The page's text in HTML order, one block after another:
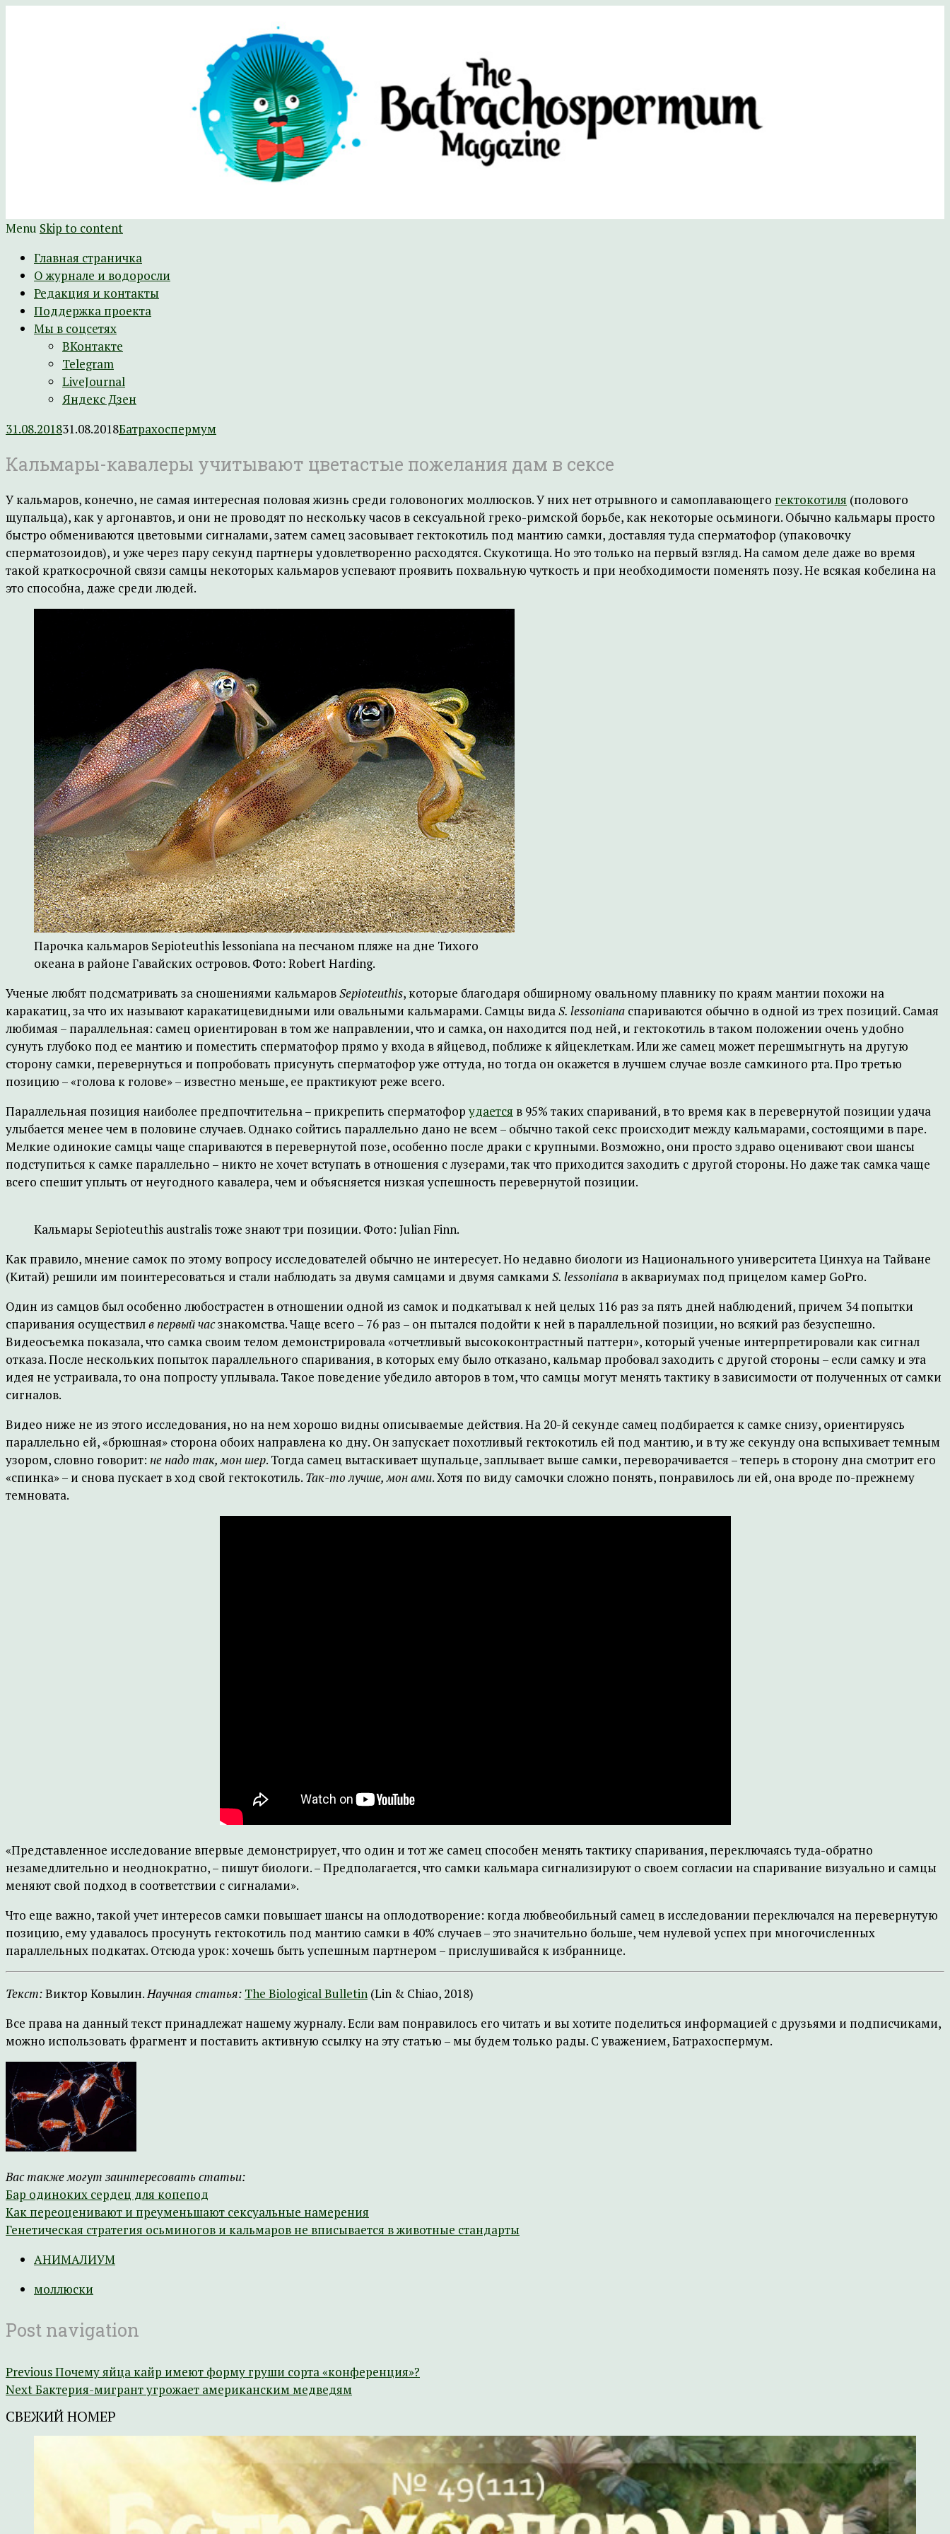
The Batrachospermum Magazine
Научно-развлекательный журнал Батрахоспермум (официальный сайт)
Menu Skip to content
Главная страничка
О журнале и водоросли
Редакция и контакты
Поддержка проекта
Мы в соцсетях
ВКонтакте
Telegram
LiveJournal
Яндекс Дзен
31.08.201831.08.2018Батрахоспермум
Кальмары-кавалеры учитывают цветастые пожелания дам в сексе
У кальмаров, конечно, не самая интересная половая жизнь среди головоногих моллюсков. У них нет отрывного и самоплавающего гектокотиля (полового
щупальца), как у аргонавтов, и они не проводят по нескольку часов в сексуальной греко-римской борьбе, как некоторые осьминоги. Обычно кальмары просто
быстро обмениваются цветовыми сигналами, затем самец засовывает гектокотиль под мантию самки, доставляя туда сперматофор (упаковочку
сперматозоидов), и уже через пару секунд партнеры удовлетворенно расходятся. Скукотища. Но это только на первый взгляд. На самом деле даже во время
такой краткосрочной связи самцы некоторых кальмаров успевают проявить похвальную чуткость и при необходимости поменять позу. Не всякая кобелина на
это способна, даже среди людей.
Парочка кальмаров Sepioteuthis lessoniana на песчаном пляже на дне Тихого
океана в районе Гавайских островов. Фото: Robert Harding.
Ученые любят подсматривать за сношениями кальмаровSepioteuthis, которые благодаря обширному овальному плавнику по краям мантии похожи на
каракатиц, за что их называют каракатицевидными или овальными кальмарами. Самцы видаS. lessoniana спариваются обычно в одной из трех позиций. Самая
любимая – параллельная: самец ориентирован в том же направлении, что и самка, он находится под ней, и гектокотиль в таком положении очень удобно
сунуть глубоко под ее мантию и поместить сперматофор прямо у входа в яйцевод, поближе к яйцеклеткам. Или же самец может перешмыгнуть на другую
сторону самки, перевернуться и попробовать присунуть сперматофор уже оттуда, но тогда он окажется в лучшем случае возле самкиного рта. Про третью
позицию – «голова к голове» – известно меньше, ее практикуют реже всего.
Параллельная позиция наиболее предпочтительна – прикрепить сперматофор удается в 95% таких спариваний, в то время как в перевернутой позиции удача
улыбается менее чем в половине случаев. Однако сойтись параллельно дано не всем – обычно такой секс происходит между кальмарами, состоящими в паре.
Мелкие одинокие самцы чаще спариваются в перевернутой позе, особенно после драки с крупными. Возможно, они просто здраво оценивают свои шансы
подступиться к самке параллельно – никто не хочет вступать в отношения с лузерами, так что приходится заходить с другой стороны. Но даже так самка чаще
всего спешит уплыть от неугодного кавалера, чем и объясняется низкая успешность перевернутой позиции.
Кальмары Sepioteuthis australis тоже знают три позиции. Фото: Julian Finn.
Как правило, мнение самок по этому вопросу исследователей обычно не интересует. Но недавно биологи из Национального университета Цинхуа на Тайване
(Китай) решили им поинтересоваться и стали наблюдать за двумя самцами и двумя самками S. lessoniana в аквариумах под прицелом камер GoPro.
Один из самцов был особенно любострастен в отношении одной из самок и подкатывал к ней целых 116 раз за пять дней наблюдений, причем 34 попытки
спаривания осуществилв первый часзнакомства. Чаще всего – 76 раз – он пытался подойти к ней в параллельной позиции, но всякий раз безуспешно.
Видеосъемка показала, что самка своим телом демонстрировала «отчетливый высококонтрастный паттерн», который ученые интерпретировали как сигнал
отказа. После нескольких попыток параллельного спаривания, в которых ему было отказано, кальмар пробовал заходить с другой стороны – если самку и эта
идея не устраивала, то она попросту уплывала. Такое поведение убедило авторов в том, что самцы могут менять тактику в зависимости от полученных от самки
сигналов.
Видео ниже не из этого исследования, но на нем хорошо видны описываемые действия. На 20-й секунде самец подбирается к самке снизу, ориентируясь
параллельно ей, «брюшная» сторона обоих направлена ко дну. Он запускает похотливый гектокотиль ей под мантию, и в ту же секунду она вспыхивает темным
узором, словно говорит: не надо так, мон шер. Тогда самец вытаскивает щупальце, заплывает выше самки, переворачивается – теперь в сторону дна смотрит его
«спинка» – и снова пускает в ход свой гектокотиль. Так-то лучше, мон ами. Хотя по виду самочки сложно понять, понравилось ли ей, она вроде по-прежнему
темновата.
«Представленное исследование впервые демонстрирует, что один и тот же самец способен менять тактику спаривания, переключаясь туда-обратно
незамедлительно и неоднократно, – пишут биологи. – Предполагается, что самки кальмара сигнализируют о своем согласии на спаривание визуально и самцы
меняют свой подход в соответствии с сигналами».
Что еще важно, такой учет интересов самки повышает шансы на оплодотворение: когда любвеобильный самец в исследовании переключался на перевернутую
позицию, ему удавалось просунуть гектокотиль под мантию самки в 40% случаев – это значительно больше, чем нулевой успех при многочисленных
параллельных подкатах. Отсюда урок: хочешь быть успешным партнером – прислушивайся к избраннице.
Текст:Виктор Ковылин.Научная статья: The Biological Bulletin (Lin & Chiao, 2018)
Все права на данный текст принадлежат нашему журналу. Если вам понравилось его читать и вы хотите поделиться информацией с друзьями и подписчиками,
можно использовать фрагмент и поставить активную ссылку на эту статью – мы будем только рады. С уважением, Батрахоспермум.
Вас также могут заинтересовать статьи:
Бар одиноких сердец для копепод
Как переоценивают и преуменьшают сексуальные намерения
Генетическая стратегия осьминогов и кальмаров не вписывается в животные стандарты
АНИМАЛИУМ
моллюски
Post navigation
PreviousПочему яйца кайр имеют форму груши сорта «конференция»?
NextБактерия-мигрант угрожает американским медведям
СВЕЖИЙ НОМЕР